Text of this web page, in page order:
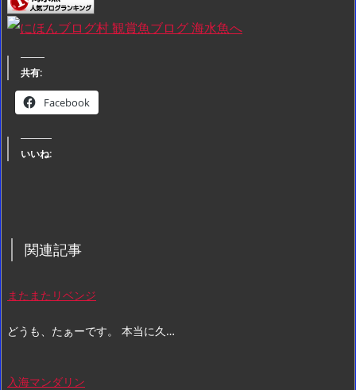
共有:
Facebook
いいね:
関連記事
またまたリベンジ
どうも、たぁーです。 本当に久…
入海マンダリン